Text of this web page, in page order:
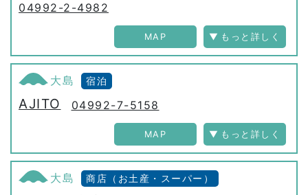
04992-2-4982
MAP
大島 宿泊
AJITO 04992-7-5158
MAP
大島 商店（お土産・スーパー）